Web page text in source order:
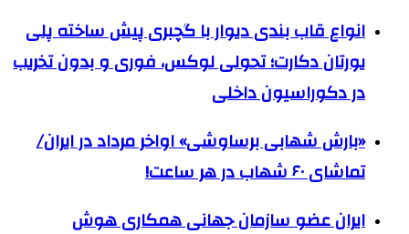
انواع قاب بندی دیوار با گچبری پیش ساخته پلی
یورتان دکارت؛ تحولی لوکس، فوری و بدون تخریب
در دکوراسیون داخلی
«بارش شهابی برساوشی» اواخر مرداد در ایران/
تماشای ۶۰ شهاب در هر ساعت!
ایران عضو سازمان جهانی همکاری هوش